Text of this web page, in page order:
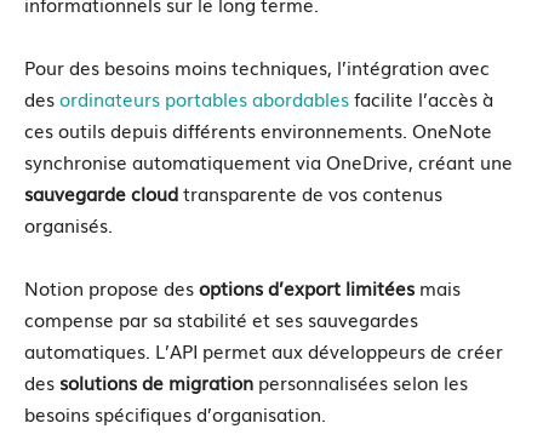
Pour des besoins moins techniques, l’intégration avec
desordinateurs portables abordablesfacilite l’accès à
ces outils depuis différents environnements. OneNote
synchronise automatiquement via OneDrive, créant une
sauvegarde cloudtransparente de vos contenus
organisés.
Notion propose desoptions d’export limitées mais
compense par sa stabilité et ses sauvegardes
automatiques. L’API permet aux développeurs de créer
des solutions de migration personnalisées selon les
besoins spécifiques d’organisation.